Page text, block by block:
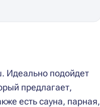
Идеально подойдет
предлагает,
есть сауна, парная,